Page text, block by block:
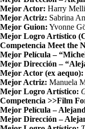
Mejor Actor: Harry
Mejor Actriz: Sabrina
Mejor Guion: Yvonne
Mejor Logro Artístico
Competencia Meet the
Mejor Película –
Mejor Dirección –
Mejor Actor (ex aequo):
Mejor Actriz: Manuela
Mejor Logro Artístico:
Competencia >>Film
Mejor Película –
Mejor Dirección –